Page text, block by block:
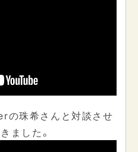
の珠希さんと対談させ
ました。